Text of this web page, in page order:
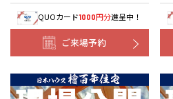
QUOカード1000円分進呈中！
ご来場予約